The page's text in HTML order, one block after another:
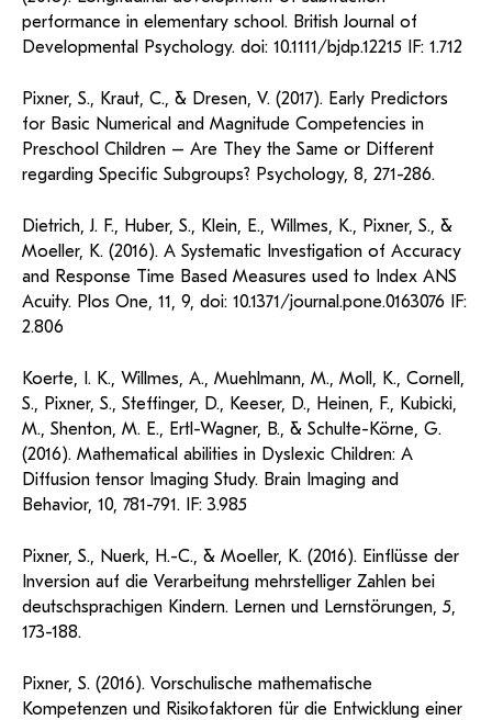
performance in elementary school. British Journal of
Developmental Psychology. doi: 10.1111/bjdp.12215 IF: 1.712
Pixner, S., Kraut, C., & Dresen, V. (2017). Early Predictors
for Basic Numerical and Magnitude Competencies in
Preschool Children – Are They the Same or Different
regarding Specific Subgroups? Psychology, 8, 271-286.
Dietrich, J. F., Huber, S., Klein, E., Willmes, K., Pixner, S., &
Moeller, K. (2016). A Systematic Investigation of Accuracy
and Response Time Based Measures used to Index ANS
Acuity. Plos One, 11, 9, doi: 10.1371/journal.pone.0163076 IF:
2.806
Koerte, I. K., Willmes, A., Muehlmann, M., Moll, K., Cornell,
S., Pixner, S., Steffinger, D., Keeser, D., Heinen, F., Kubicki,
M., Shenton, M. E., Ertl-Wagner, B., & Schulte-Körne, G.
(2016). Mathematical abilities in Dyslexic Children: A
Diffusion tensor Imaging Study. Brain Imaging and
Behavior, 10, 781-791. IF: 3.985
Pixner, S., Nuerk, H.-C., & Moeller, K. (2016). Einflüsse der
Inversion auf die Verarbeitung mehrstelliger Zahlen bei
deutschsprachigen Kindern. Lernen und Lernstörungen, 5,
173-188.
Pixner, S. (2016). Vorschulische mathematische
Kompetenzen und Risikofaktoren für die Entwicklung einer